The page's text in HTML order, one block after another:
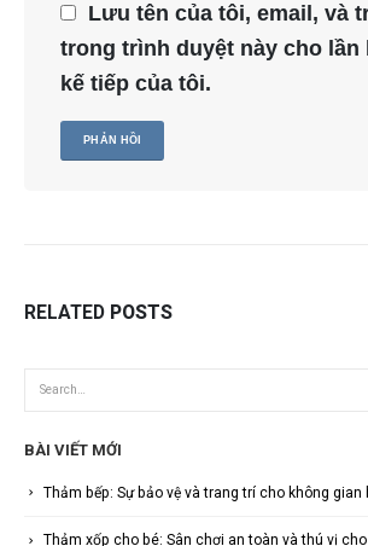
Lưu tên của tôi, email, và
trong trình duyệt này cho lần
kế tiếp của tôi.
RELATED POSTS
BÀI VIẾT MỚI
Thảm bếp: Sự bảo vệ và trang trí cho không gian
Thảm xốp cho bé: Sân chơi an toàn và thú vị